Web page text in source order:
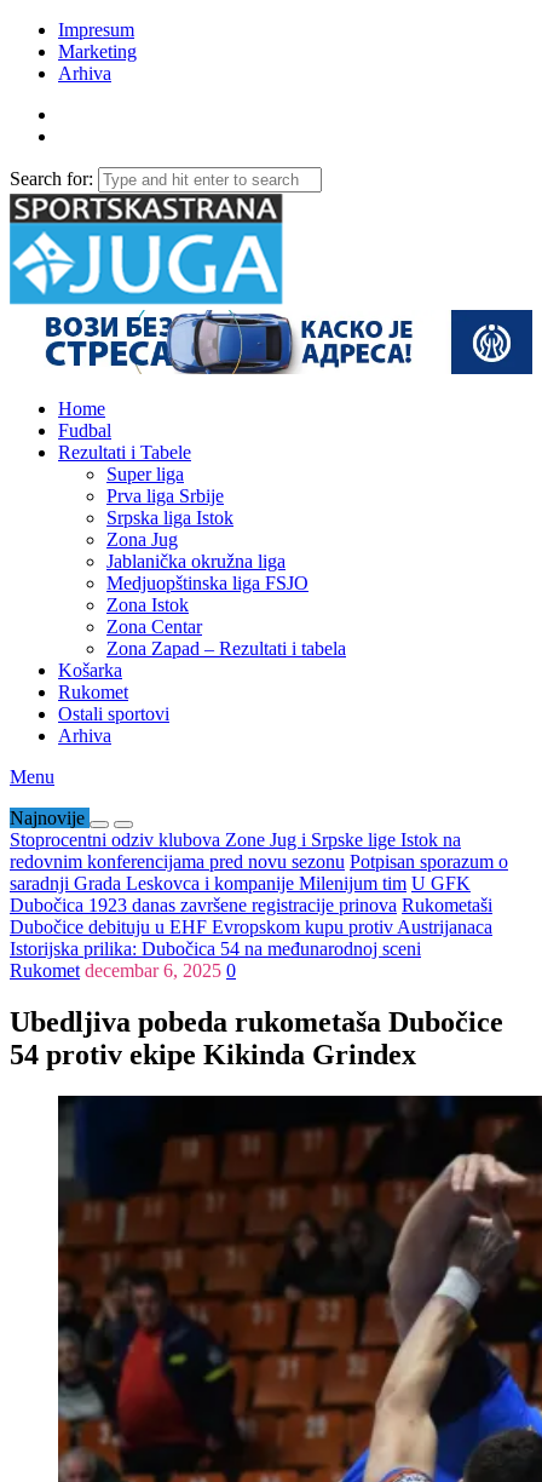
Impresum
Marketing
Arhiva
Search for:
Home
Fudbal
Rezultati i Tabele
Super liga
Prva liga Srbije
Srpska liga Istok
Zona Jug
Jablanička okružna liga
Medjuopštinska liga FSJO
Zona Istok
Zona Centar
Zona Zapad – Rezultati i tabela
Košarka
Rukomet
Ostali sportovi
Arhiva
Menu
Najnovije
Stoprocentni odziv klubova Zone Jug i Srpske lige Istok na
redovnim konferencijama pred novu sezonu Potpisan sporazum o
saradnji Grada Leskovca i kompanije Milenijum tim U GFK
Dubočica 1923 danas završene registracije prinova Rukometaši
Dubočice debituju u EHF Evropskom kupu protiv Austrijanaca
Istorijska prilika: Dubočica 54 na međunarodnoj sceni
Rukomet decembar 6, 2025 0
Ubedljiva pobeda rukometaša Dubočice
54 protiv ekipe Kikinda Grindex